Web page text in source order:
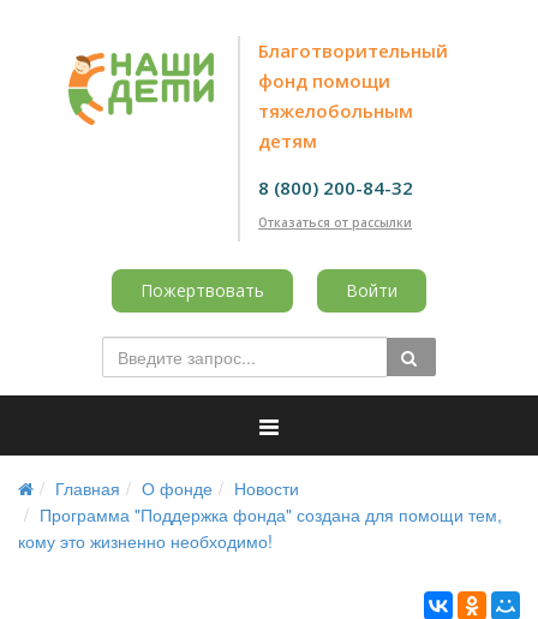
Благотворительный
фонд помощи
тяжелобольным
детям
8 (800) 200-84-32
Отказаться от рассылки
Пожертвовать Войти
Главная О фонде
Новости
Программа "Поддержка фонда" создана для помощи тем,
кому это жизненно необходимо!